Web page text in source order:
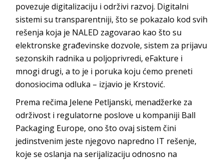
povezuje digitalizaciju i održivi razvoj. Digitalni
sistemi su transparentniji, što se pokazalo kod svih
rešenja koja je NALED zagovarao kao što su
elektronske građevinske dozvole, sistem za prijavu
sezonskih radnika u poljoprivredi, eFakture i
mnogi drugi, a to je i poruka koju ćemo preneti
donosiocima odluka – izjavio je Krstović.
Prema rečima Jelene Petljanski, menadžerke za
održivost i regulatorne poslove u kompaniji Ball
Packaging Europe, ono što ovaj sistem čini
jedinstvenim jeste njegovo napredno IT rešenje,
koje se oslanja na serijalizaciju odnosno na